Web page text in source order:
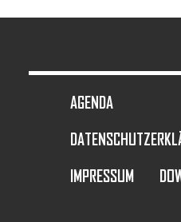
FOOTER
AGENDA
IMPRESSUM